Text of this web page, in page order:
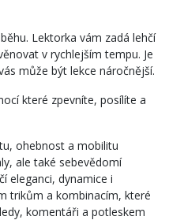
Lektorka vám zadá lehčí
v rychlejším tempu. Je
může být lekce náročnější.
které zpevníte, posílíte a
ohebnost a mobilitu
ale také sebevědomí
eleganci, dynamice i
trikům a kombinacím, které
komentáři a potleskem